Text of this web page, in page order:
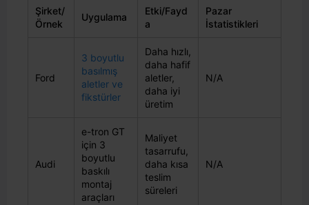
Şirket/
Örnek
Uygulama
Etki/Fayd
a
Pazar
İstatistikleri
Ford
3 boyutlu
basılmış
aletler ve
fikstürler
Daha hızlı,
daha hafif
aletler,
daha iyi
üretim
N/A
Audi
e-tron GT
için 3
boyutlu
baskılı
montaj
araçları
Maliyet
tasarrufu,
daha kısa
teslim
süreleri
N/A